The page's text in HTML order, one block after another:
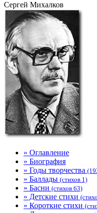
Сергей Михалков
» Оглавление
» Биография
» Годы творчества
» Баллады (стихов 1)
» Басни (стихов 63)
» Детские стихи
» Короткие стихи